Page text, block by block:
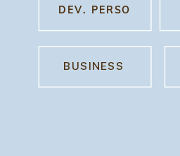
DEV. PERSO
BUSINESS